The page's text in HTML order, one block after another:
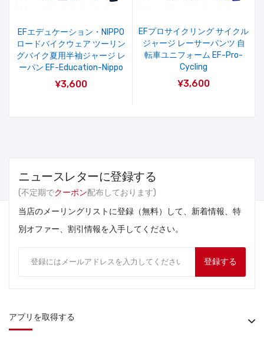
EFエデュケーション・NIPPO
ロードバイクウェア ツーリン
グバイク夏用半袖ジャージ レ
ーパン EF-Education-Nippo
¥3,600
EFプロサイクリング サイクル
ジャージ レーサーパンツ 自
転車ユニフォーム EF-Pro-
Cycling
¥3,600
ニュースレターに登録する
(不定期でクーポン配布しております)
当店のメーリングリストに登録（無料）して、新着情報、特
別オファー、割引情報を入手してください。
登録する
アプリを取得する